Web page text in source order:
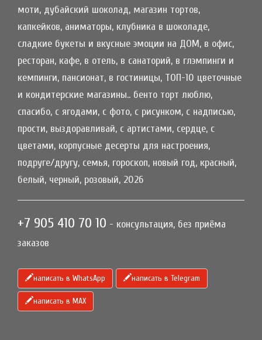
моти, дубайский шоколад, магазин тортов,
капкейков, аниматоры, клубника в шоколаде,
сладкие букеты и вкусные эмоции на ДОМ, в офис,
ресторан, кафе, в отель, в санаторий, в глэмпинги и
кемпинги, пансионат, в гостиницы, ТОП-10 цветочные
и кондитерские магазины.. бенто торт люблю,
спасибо, с ягодами, с фото, с рисунком, с надписью,
прости, выздоравливай, с артистами, сердце, с
цветами, корпусные десерты для настроения,
подруге/другу, семья, гороскоп, новый год, красный,
белый, черный, розовый, 2026
+7 905 410 70 10 - консультация, без приёма
заказов
написать в WhatsApp написать в Telegram
написать в МАХ